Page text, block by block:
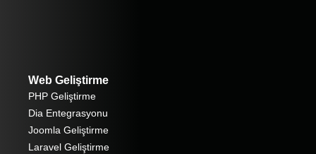
Web Geliştirme
PHP Geliştirme
Dia Entegrasyonu
Joomla Geliştirme
Laravel Geliştirme